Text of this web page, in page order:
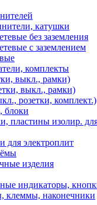
катушки
без заземления
с заземлением
комплекты
выкл., рамки)
выкл., рамки)
розетки, комплект.)
блоки
пластины изолир.
для электроплит
изделия
индикаторы,
клеммы, наконечники